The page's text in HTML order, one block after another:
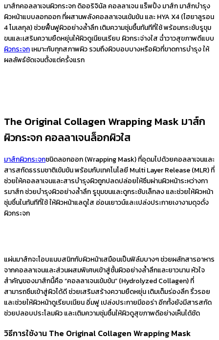
มาส์กคอลลาเจนผิวกระจก ดิออริจินัล คอลลาเจน แร็พปิ้ง มาส์ก มาส์กบำรุง
ผิวหน้าแบบลอกออก ที่ผสานพลังคอลลาเจนเข้มข้น และ HYA X4 (ไฮยาลูรอน
4 โมเลกุล) ช่วยฟื้นฟูผิวอย่างล้ำลึก เติมความชุ่มชื้นทันทีที่ใช้ พร้อมกระชับรูขุม
ขนและเสริมความยืดหยุ่นให้ผิวดูเนียนเรียบ ผิวกระจ่างใส ฉ่ำวาวสุขภาพดีแบบ
ผิวกระจกเหมาะกับทุกสภาพผิว รวมถึงผิวบอบบางหรือผิวที่ขาดการบำรุง ให้
ผลลัพธ์ชัดเจนตั้งแต่ครั้งแรก
The Original Collagen Wrapping Mask มาส์ก
ผิวกระจก คอลลาเจนล็อกผิวใส
มาส์กผิวกระจกชนิดลอกออก (Wrapping Mask) ที่อุดมไปด้วยคอลลาเจนและ
สารสกัดธรรมชาติเข้มข้น พร้อมกับเทคโนโลยี Multi Layer Release (MLR) ที่
ช่วยให้คอลลาเจนและสารบำรุงผิวถูกปลดปล่อยให้ซึมผ่านผิวหน้าระหว่างกา
รมาส์ก ช่วยบำรุงผิวอย่างล้ำลึก รูขุมขนและดูกระชับเล็กลง และช่วยให้ผิวหน้า
ชุ่มชื่นในทันทีที่ใช้ ให้ผิวหน้าแลดูใส อ่อนเยาวน์และเปล่งประกายเงางามดุจดั่ง
ผิวกระจก
แผ่นมาส์กจะโอบแนบสนิทกับผิวหน้าเสมือนเป็นฟิล์มบางๆ ช่วยผลักสารอาหาร
จากคอลลาเจนและส่วนผสมพิเศษเข้าสู่ชั้นผิวอย่างล้ำลึกและยาวนาน หัวใจ
สำคัญของมาส์กนี้คือ “คอลลาเจนเข้มข้น” (Hydrolyzed Collagen) ที่
สามารถซึมเข้าสู่ผิวได้ดี ช่วยเสริมสร้างความยืดหยุ่น เติมเต็มร่องลึก ริ้วรอย
และช่วยให้ผิวหน้าดูเรียบเนียน อิ่มฟู เปล่งประกายมีออร่า อีกทั้งยังมีสารสกัด
ช่วยปลอบประโลมผิว และเติมความชุ่มชื้นให้ผิวดูสุขภาพดีอย่างเห็นได้ชัด
วิธีการใช้งาน The Original Collagen Wrapping Mask